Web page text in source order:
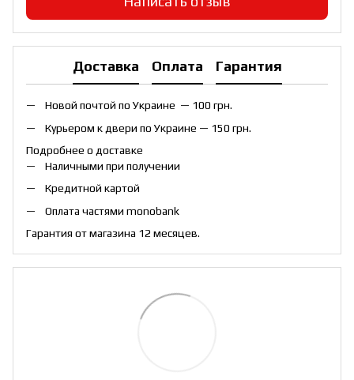
Доставка Оплата Гарантия
Новой почтой по Украине — 100 грн.
Курьером к двери по Украине — 150 грн.
Подробнее о доставке
Наличными при получении
Кредитной картой
Оплата частями monobank
Гарантия от магазина 12 месяцев.